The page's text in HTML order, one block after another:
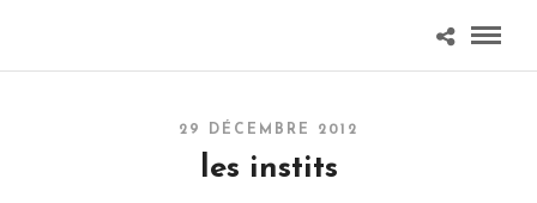
29 DÉCEMBRE 2012
les instits